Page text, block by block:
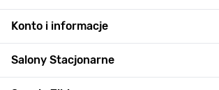
Konto i informacje
Salony Stacjonarne